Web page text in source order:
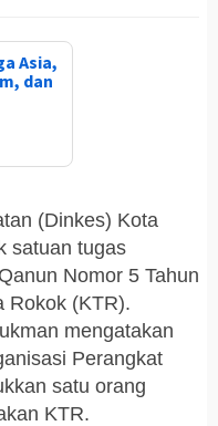
Asia,
dan
(Dinkes) Kota
satuan tugas
Nomor 5 Tahun
Rokok (KTR).
mengatakan
Perangkat
satu orang
KTR.